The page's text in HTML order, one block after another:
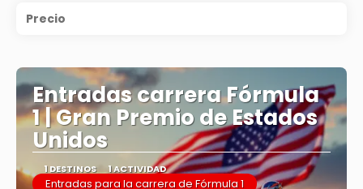
Precio
Entradas carrera Fórmula
1 | Gran Premio de Estados
Unidos
1 DESTINOS 1 ACTIVIDAD
Entradas para la carrera de Fórmula 1